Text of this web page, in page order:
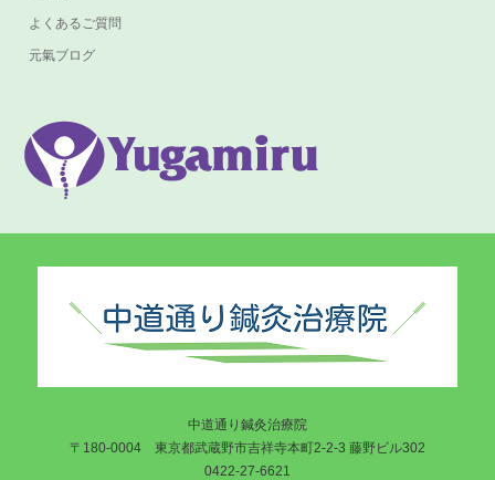
よくあるご質問
元氣ブログ
中道通り鍼灸治療院
〒180-0004 東京都武蔵野市吉祥寺本町2-2-3 藤野ビル302
0422-27-6621